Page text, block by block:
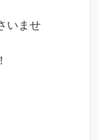
いませ